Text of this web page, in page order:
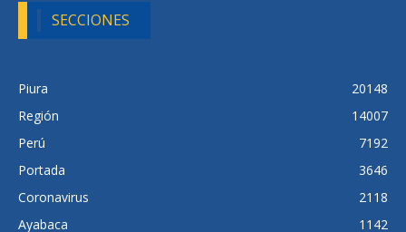
SECCIONES
Piura
20148
Región
14007
Perú
7192
Portada
3646
Coronavirus
2118
Ayabaca
1142